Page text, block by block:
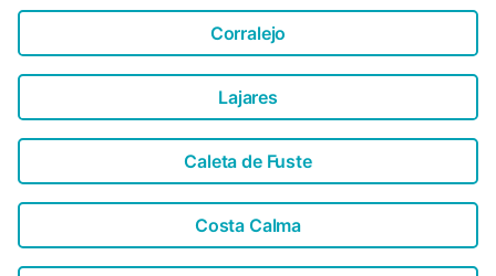
Corralejo
Lajares
Caleta de Fuste
Costa Calma